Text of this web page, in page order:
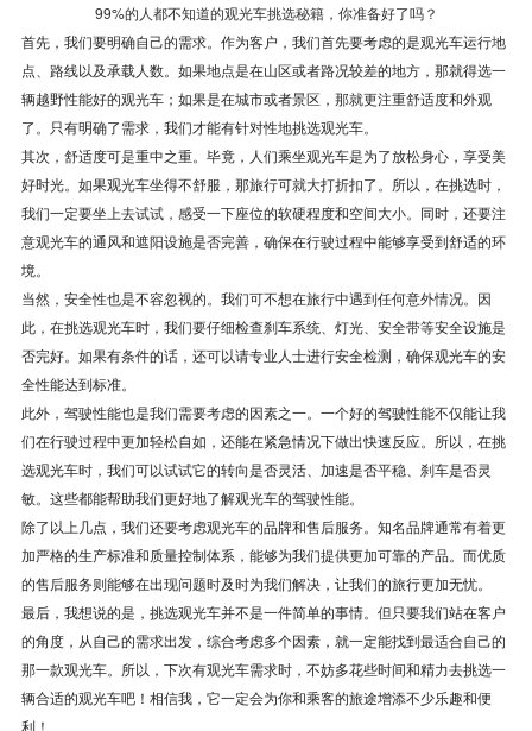
99%的人都不知道的观光车挑选秘籍，你准备好了吗？
首先，我们要明确自己的需求。作为客户，我们首先要考虑的是观光车运行地
点、路线以及承载人数。如果地点是在山区或者路况较差的地方，那就得选一
辆越野性能好的观光车；如果是在城市或者景区，那就更注重舒适度和外观
了。只有明确了需求，我们才能有针对性地挑选观光车。
其次，舒适度可是重中之重。毕竟，人们乘坐观光车是为了放松身心，享受美
好时光。如果观光车坐得不舒服，那旅行可就大打折扣了。所以，在挑选时，
我们一定要坐上去试试，感受一下座位的软硬程度和空间大小。同时，还要注
意观光车的通风和遮阳设施是否完善，确保在行驶过程中能够享受到舒适的环
境。
当然，安全性也是不容忽视的。我们可不想在旅行中遇到任何意外情况。因
此，在挑选观光车时，我们要仔细检查刹车系统、灯光、安全带等安全设施是
否完好。如果有条件的话，还可以请专业人士进行安全检测，确保观光车的安
全性能达到标准。
此外，驾驶性能也是我们需要考虑的因素之一。一个好的驾驶性能不仅能让我
们在行驶过程中更加轻松自如，还能在紧急情况下做出快速反应。所以，在挑
选观光车时，我们可以试试它的转向是否灵活、加速是否平稳、刹车是否灵
敏。这些都能帮助我们更好地了解观光车的驾驶性能。
除了以上几点，我们还要考虑观光车的品牌和售后服务。知名品牌通常有着更
加严格的生产标准和质量控制体系，能够为我们提供更加可靠的产品。而优质
的售后服务则能够在出现问题时及时为我们解决，让我们的旅行更加无忧。
最后，我想说的是，挑选观光车并不是一件简单的事情。但只要我们站在客户
的角度，从自己的需求出发，综合考虑多个因素，就一定能找到最适合自己的
那一款观光车。所以，下次有观光车需求时，不妨多花些时间和精力去挑选一
辆合适的观光车吧！相信我，它一定会为你和乘客的旅途增添不少乐趣和便
利！